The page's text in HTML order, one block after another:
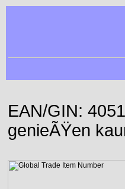
EAN/GIN:
genieÃŸen